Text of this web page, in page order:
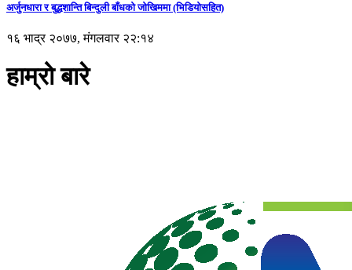
अर्जुनधारा र बुद्धशान्ति बिन्दुली बाँधको जोखिममा (भिडियाेसहित)
१६ भाद्र २०७७, मंगलवार २२:१४
हाम्रो बारे